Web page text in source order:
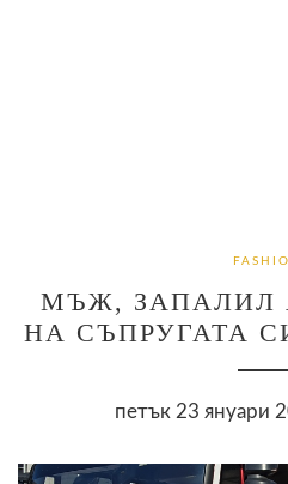
МЪЖ, ЗАПАЛИЛ
НА СЪПРУГАТА
петък 23 януари